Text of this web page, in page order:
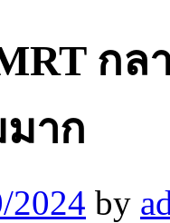
กล
าก
2024 by